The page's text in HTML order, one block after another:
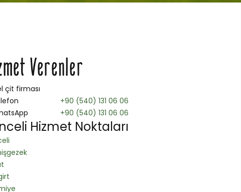
Verenler
çit firması
+90 (540) 131 06 06
+90 (540) 131 06 06
Hizmet Noktaları